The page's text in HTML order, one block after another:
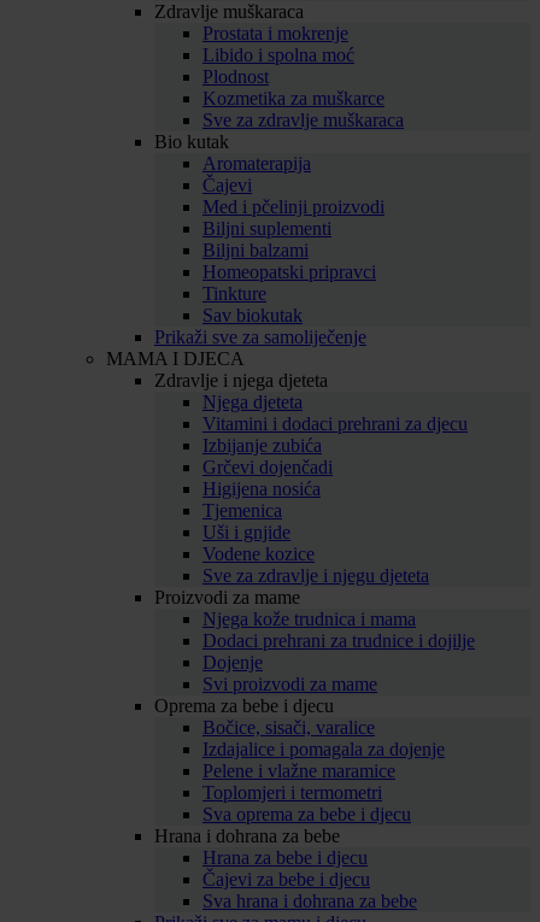
Zdravlje muškaraca
Prostata i mokrenje
Libido i spolna moć
Plodnost
Kozmetika za muškarce
Sve za zdravlje muškaraca
Bio kutak
Aromaterapija
Čajevi
Med i pčelinji proizvodi
Biljni suplementi
Biljni balzami
Homeopatski pripravci
Tinkture
Sav biokutak
Prikaži sve za samoliječenje
MAMA I DJECA
Zdravlje i njega djeteta
Njega djeteta
Vitamini i dodaci prehrani za djecu
Izbijanje zubića
Grčevi dojenčadi
Higijena nosića
Tjemenica
Uši i gnjide
Vodene kozice
Sve za zdravlje i njegu djeteta
Proizvodi za mame
Njega kože trudnica i mama
Dodaci prehrani za trudnice i dojilje
Dojenje
Svi proizvodi za mame
Oprema za bebe i djecu
Bočice, sisači, varalice
Izdajalice i pomagala za dojenje
Pelene i vlažne maramice
Toplomjeri i termometri
Sva oprema za bebe i djecu
Hrana i dohrana za bebe
Hrana za bebe i djecu
Čajevi za bebe i djecu
Sva hrana i dohrana za bebe